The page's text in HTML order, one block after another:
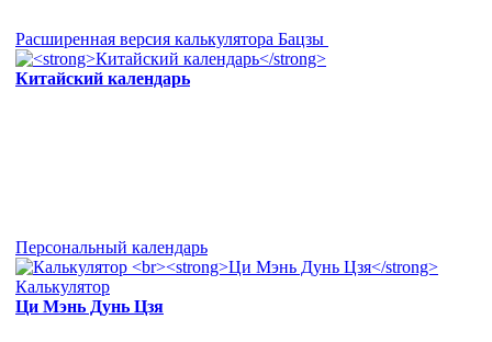
Расширенная версия калькулятора Бацзы
Китайский календарь
Персональный календарь
Калькулятор
Ци Мэнь Дунь Цзя